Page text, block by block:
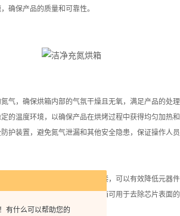
有什么可以帮助您的
确保产品的质量和可靠性。
，确保烘箱内部的气氛干燥且无氧，满足产品的处理
温度环境，以确保产品在烘烤过程中获得均匀加热和
装置，避免氮气泄漏和其他安全隐患，保证操作人
在无氧环境中进行烘干和焊接，可以有效降低元器件
成严重的损害。洁净充氮烘箱可用于去除芯片表面